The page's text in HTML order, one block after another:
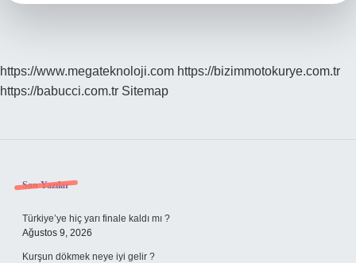
https://www.megateknoloji.com https://bizimmotokurye.com.tr
https://babucci.com.tr Sitemap
Sidebar
Son Yazılar
Türkiye’ye hiç yarı finale kaldı mı ?
Ağustos 9, 2026
Kurşun dökmek neye iyi gelir ?